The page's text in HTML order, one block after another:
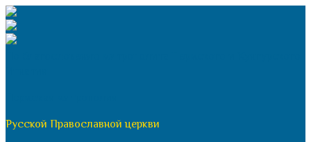
Перейти
к
содержимому
Русской Православной церкви